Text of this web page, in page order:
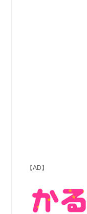
【AD】